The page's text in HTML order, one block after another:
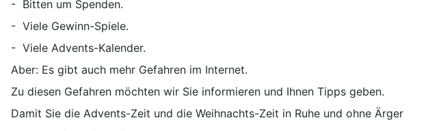
- Bitten um Spenden.
- Viele Gewinn-Spiele.
- Viele Advents-Kalender.
Aber: Es gibt auch mehr Gefahren im Internet.
Zu diesen Gefahren möchten wir Sie informieren und Ihnen Tipps geben.
Damit Sie die Advents-Zeit und die Weihnachts-Zeit in Ruhe und ohne Ärger